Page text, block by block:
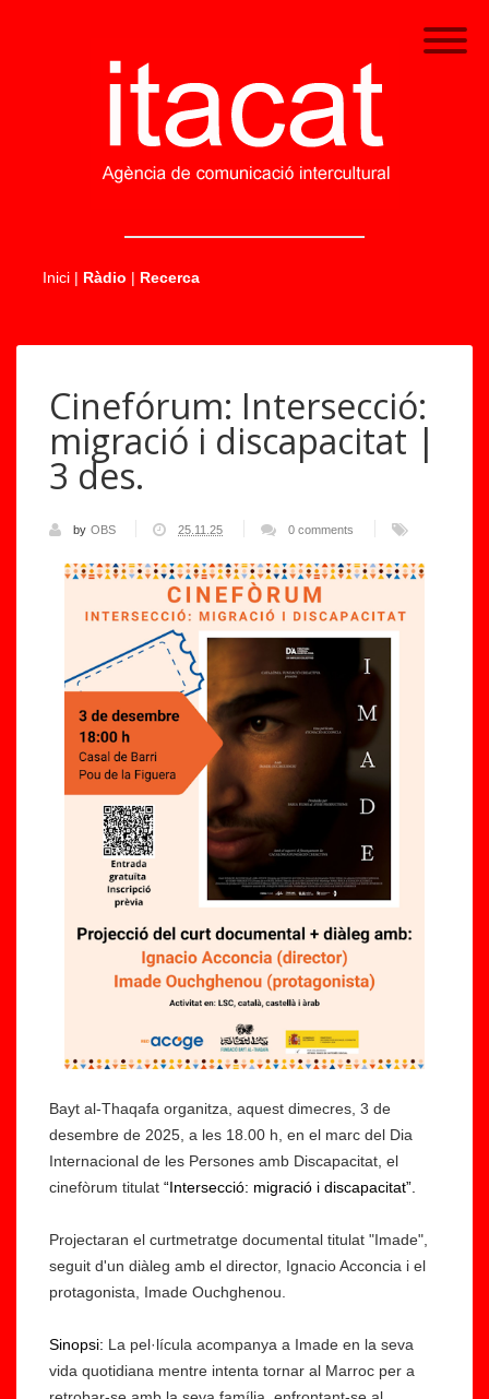
Inici | Ràdio | Recerca
Cinefórum: Intersecció:
migració i discapacitat |
3 des.
by OBS 25.11.25 0 comments
Bayt al-Thaqafa organitza, aquest dimecres, 3 de
desembre de 2025, a les 18.00 h, en el marc del Dia
Internacional de les Persones amb Discapacitat, el
cinefòrum titulat “Intersecció: migració i discapacitat”.
Projectaran el curtmetratge documental titulat "Imade",
seguit d'un diàleg amb el director, Ignacio Acconcia i el
protagonista, Imade Ouchghenou.
Sinopsi: La pel·lícula acompanya a Imade en la seva
vida quotidiana mentre intenta tornar al Marroc per a